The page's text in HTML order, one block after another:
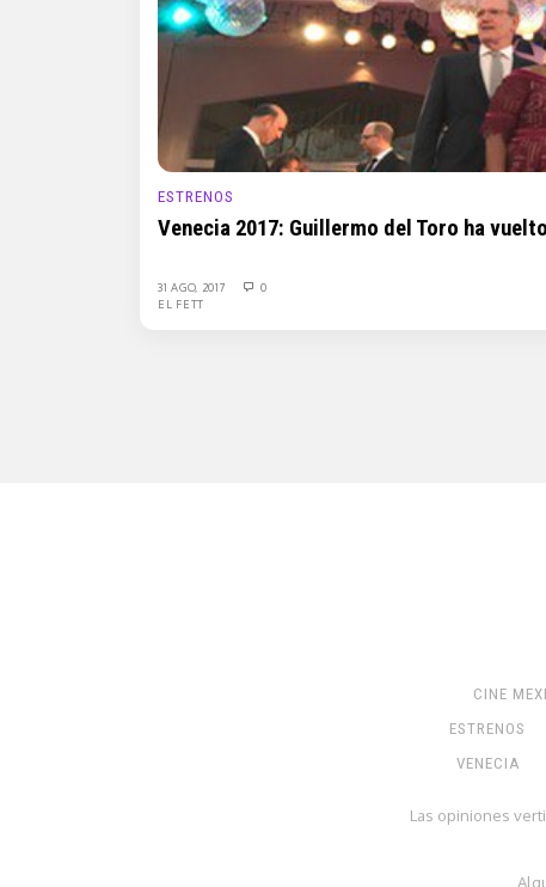
ESTRENOS
Venecia 2017: Guillermo del Toro ha vuelto
31 AGO, 2017
0
EL FETT
CINE
ESTRENOS
VENECIA
Las opiniones